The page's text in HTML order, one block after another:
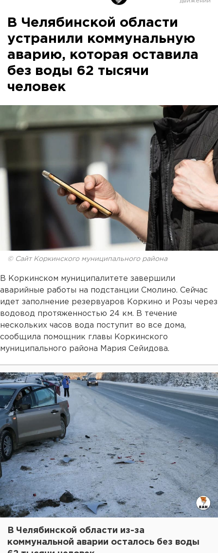
В Челябинской области
устранили коммунальную
аварию, которая оставила
без воды 62 тысячи
человек
© Сайт Коркинского муниципального района
В Коркинском муниципалитете завершили
аварийные работы на подстанции Смолино. Сейчас
идет заполнение резервуаров Коркино и Розы через
водовод протяженностью 24 км. В течение
нескольких часов вода поступит во все дома,
сообщила помощник главы Коркинского
муниципального района Мария Сейидова.
В Челябинской области из-за
коммунальной аварии осталось без воды